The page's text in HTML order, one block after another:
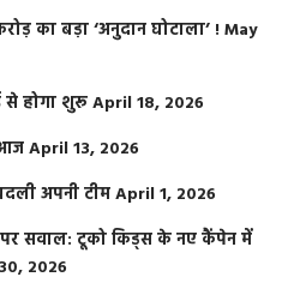
का बड़ा ‘अनुदान घोटाला’ !May
से होगा शुरूApril 18, 2026
April 13, 2026
अपनी टीमApril 1, 2026
सवाल: टूको किड्स के नए कैंपेन में
2026